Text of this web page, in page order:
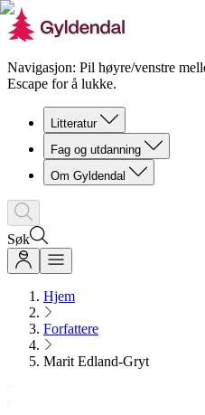
Navigasjon: Pil høyre/venstre
Escape for å lukke.
Litteratur
Fag og utdanning
Om Gyldendal
Søk
Hjem
Forfattere
Marit Edland-Gryt